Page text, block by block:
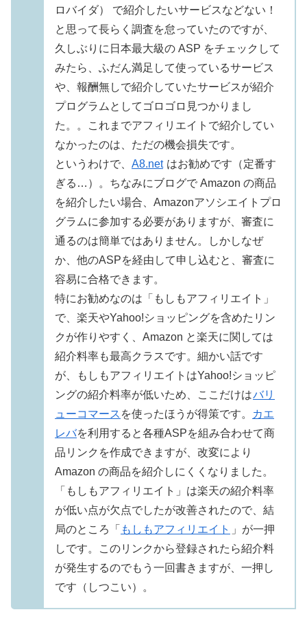
ロバイダ） で紹介したいサービスなどない！
と思って長らく調査を怠っていたのですが、
久しぶりに日本最大級の ASP をチェックして
みたら、ふだん満足して使っているサービス
や、報酬無しで紹介していたサービスが紹介
プログラムとしてゴロゴロ見つかりまし
た。。これまでアフィリエイトで紹介してい
なかったのは、ただの機会損失です。
というわけで、 A8.net はお勧めです（定番す
ぎる…）。ちなみにブログで Amazon の商品
を紹介したい場合、Amazonアソシエイトプロ
グラムに参加する必要がありますが、審査に
通るのは簡単ではありません。しかしなぜ
か、他のASPを経由して申し込むと、審査に
容易に合格できます。
特にお勧めなのは「もしもアフィリエイト」
で、楽天やYahoo!ショッピングを含めたリン
クが作りやすく、Amazon と楽天に関しては
紹介料率も最高クラスです。細かい話です
が、もしもアフィリエイトはYahoo!ショッピ
ングの紹介料率が低いため、ここだけはバリ
ューコマース を使ったほうが得策です。
カエ
レバを利用すると各種ASPを組み合わせて商
品リンクを作成できますが、改変により
Amazon の商品を紹介しにくくなりました。
「もしもアフィリエイト」は楽天の紹介料率
が低い点が欠点でしたが改善されたので、結
局のところ「 もしもアフィリエイト
」が一押
しです。このリンクから登録されたら紹介料
が発生するのでもう一回書きますが、一押し
です（しつこい）。